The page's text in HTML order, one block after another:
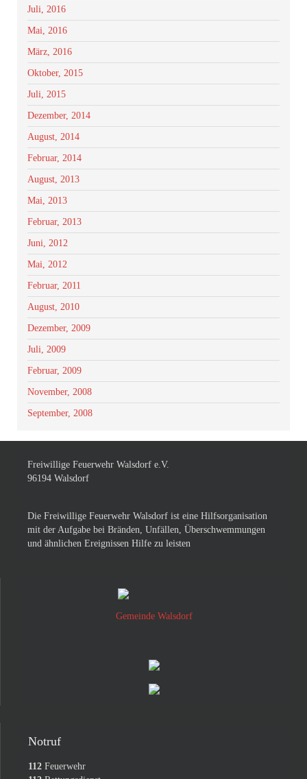
Juli, 2016
Mai, 2016
März, 2016
Oktober, 2015
Juli, 2015
Dezember, 2014
August, 2014
Februar, 2014
August, 2013
Mai, 2013
Februar, 2013
Juni, 2012
Mai, 2012
Februar, 2011
August, 2010
Dezember, 2009
Juli, 2009
Februar, 2009
November, 2008
September, 2008
Freiwillige Feuerwehr Walsdorf e.V.
96194 Walsdorf
Die Freiwillige Feuerwehr Walsdorf ist eine Hilfsorganisation
mit der Aufgabe bei Bränden, Unfällen, Überschwemmungen
und ähnlichen Ereignissen Hilfe zu leisten
Gemeinde Walsdorf
Notruf
112 Feuerwehr